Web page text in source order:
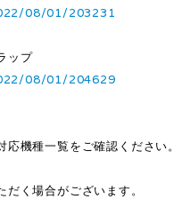
08/01/203231
ップ
08/01/204629
機種一覧をご確認ください。
く場合がございます。